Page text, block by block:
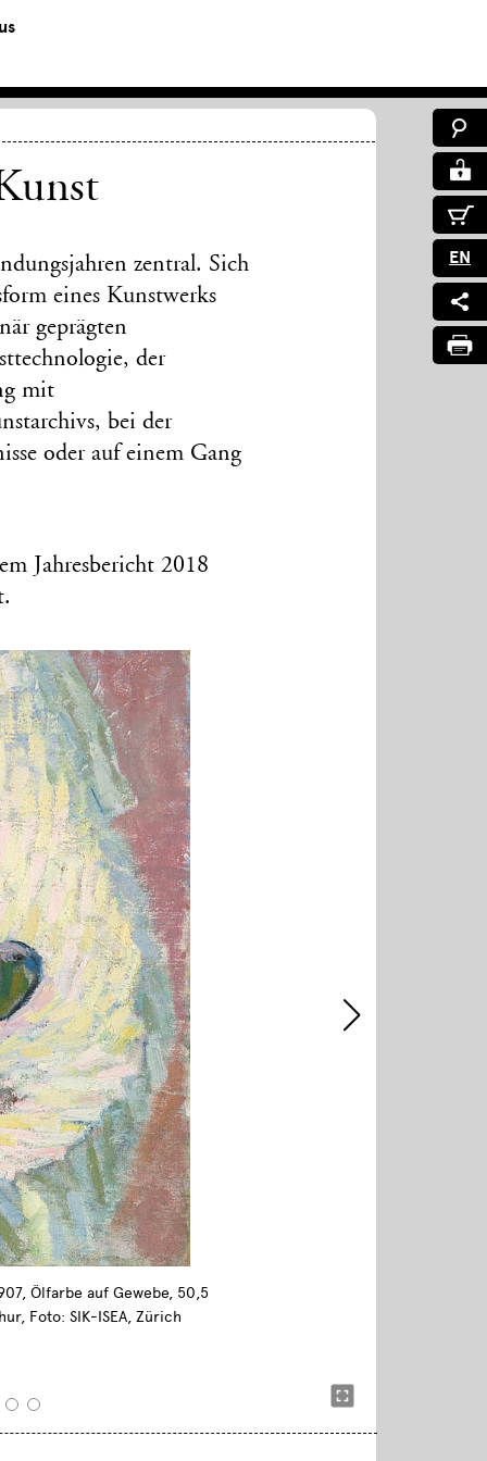
EN
zentral. Sich
eines Kunstwerks
geprägten
der
mit
bei der
oder auf einem Gang
Jahresbericht 2018
Ölfarbe auf Gewebe, 50,5
Foto: SIK-ISEA, Zürich